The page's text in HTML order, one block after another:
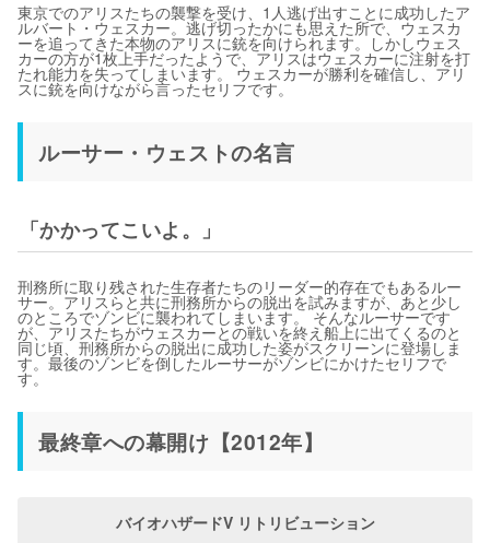
東京でのアリスたちの襲撃を受け、1人逃げ出すことに成功したア
ルバート・ウェスカー。逃げ切ったかにも思えた所で、ウェスカ
ーを追ってきた本物のアリスに銃を向けられます。しかしウェス
カーの方が1枚上手だったようで、アリスはウェスカーに注射を打
たれ能力を失ってしまいます。 ウェスカーが勝利を確信し、アリ
スに銃を向けながら言ったセリフです。
ルーサー・ウェストの名言
「かかってこいよ。」
刑務所に取り残された生存者たちのリーダー的存在でもあるルー
サー。アリスらと共に刑務所からの脱出を試みますが、あと少し
のところでゾンビに襲われてしまいます。 そんなルーサーです
が、アリスたちがウェスカーとの戦いを終え船上に出てくるのと
同じ頃、刑務所からの脱出に成功した姿がスクリーンに登場しま
す。最後のゾンビを倒したルーサーがゾンビにかけたセリフで
す。
最終章への幕開け【2012年】
バイオハザードV リトリビューション